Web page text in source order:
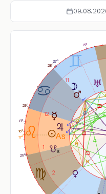
1
2
11
12
16°
27°
29°
28°
8°
5°
17°
29°